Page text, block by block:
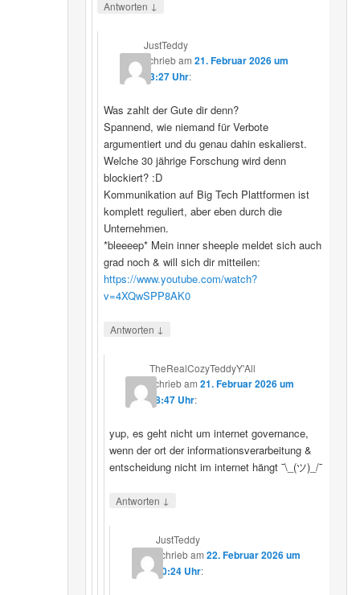
Antworten ↓
JustTeddy
schriebam 21. Februar 2026 um
13:27 Uhr:
Was zahlt der Gute dir denn?
Spannend, wie niemand für Verbote
argumentiert und du genau dahin eskalierst.
Welche 30 jährige Forschung wird denn
blockiert? :D
Kommunikation auf Big Tech Plattformen ist
komplett reguliert, aber eben durch die
Unternehmen.
*bleeeep* Mein inner sheeple meldet sich auch
grad noch & will sich dir mitteilen:
https://www.youtube.com/watch?
v=4XQwSPP8AK0
Antworten ↓
TheRealCozyTeddyY'All
schriebam21. Februar 2026 um
18:47 Uhr:
yup, es geht nicht um internet governance,
wenn der ort der informationsverarbeitung &
entscheidung nicht im internet hängt ¯\_(ツ)_/¯
Antworten ↓
JustTeddy
schriebam 22. Februar 2026 um
20:24 Uhr: